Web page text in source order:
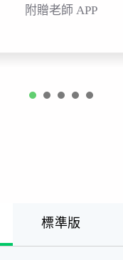
附贈老師 APP
標準版